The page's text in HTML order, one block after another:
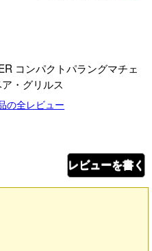
コンパクトパラングマチェ
・グリルス
の全レビュー
レビューを書く